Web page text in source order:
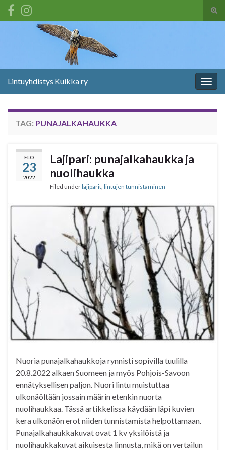
Search for:
Lintuyhdistys Kuikka ry
TAG: PUNAJALKAHAUKKA
ELO
23
2022
Lajipari: punajalkahaukka ja
nuolihaukka
Filed underlajiparit lintujen tunnistaminen
Nuoria punajalkahaukkoja rynnisti sopivilla tuulilla
20.8.2022 alkaen Suomeen ja myös Pohjois-Savoon
ennätyksellisen paljon. Nuori lintu muistuttaa
ulkonäöltään jossain määrin etenkin nuorta
nuolihaukkaa. Tässä artikkelissa käydään läpi kuvien
kera ulkonäön erot niiden tunnistamista helpottamaan.
Punajalkahaukkakuvat ovat 1 kv yksilöistä ja
nuolihaukkakuvat aikuisesta linnusta, mikä on vertailun